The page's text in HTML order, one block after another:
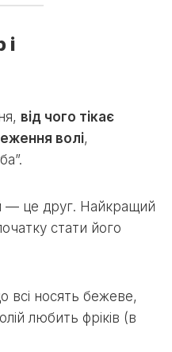
і
від чого тікає
волі,
— це друг. Найкращий
стати його
всі носять бежеве,
любить фріків (в